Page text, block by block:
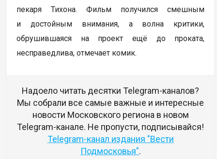
пекаря Тихона. Фильм получился смешным
и достойным внимания, а волна критики,
обрушившаяся на проект ещё до проката,
несправедлива, отмечает комик.
Надоело читать десятки Telegram-каналов?
Мы собрали все самые важные и интересные
новости Московского региона в новом
Telegram-канале. Не пропусти, подписывайся!
Telegram-канал издания "Вести
Подмосковья".